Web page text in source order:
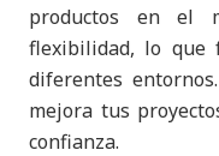
productos en el
flexibilidad, lo que
diferentes
mejora tus
confianza.